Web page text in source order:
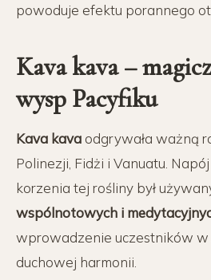
powoduje efektu porannego
Kava kava –
wysp Pacyfiku
Kava kava odgrywała ważną
Polinezji, Fidżi i Vanuatu.
korzenia tej rośliny był
wspólnotowych i
wprowadzenie uczestników w
duchowej harmonii.